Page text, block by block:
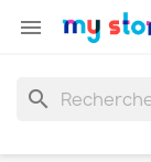

search